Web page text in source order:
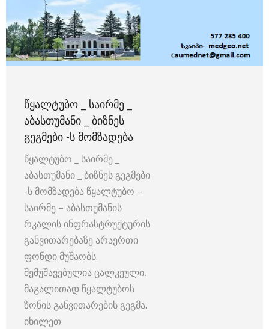
ᲬᲧᲐᲚᲢᲣᲑᲝ _ ᲡᲐᲘᲠᲛᲔ _
ᲐᲑᲐᲡᲗᲣᲛᲐᲜᲘ _ ᲑᲘᲖᲜᲔᲡ
ᲒᲔᲒᲛᲔᲑᲘ -Ს ᲛᲝᲛᲖᲐᲓᲔᲑᲐ
წყალტუბო _ საირმე _
აბასთუმანი _ ბიზნეს გეგმები
-ს მომზადება წყალტუბო –
საირმე – აბასთუმანის
რკალის ინფრასტრუქტურის
განვითარებაზე არაერთი
ფონდი მუშაობს.
შემუშავებულია ცალკეული,
მაგალითად წყალტუბოს
ზონის განვითარების გეგმა.
იხილეთ